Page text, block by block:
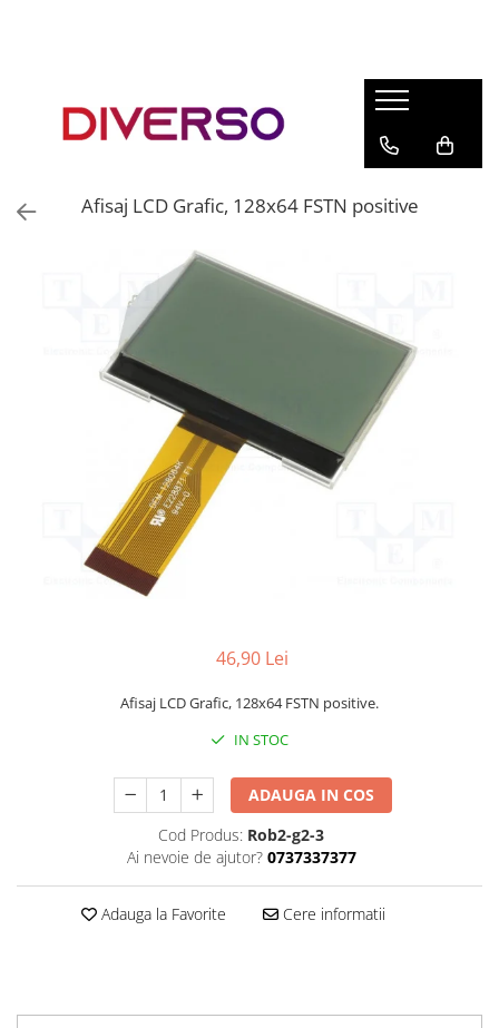
ASA
MULTIMATERIAL
Afisaj LCD Grafic, 128x64 FSTN positive
46,90 Lei
Afisaj LCD Grafic, 128x64 FSTN positive.
IN STOC
ADAUGA IN COS
Cod Produs: Rob2-g2-3
Ai nevoie de ajutor? 0737337377
Adauga la Favorite Cere informatii